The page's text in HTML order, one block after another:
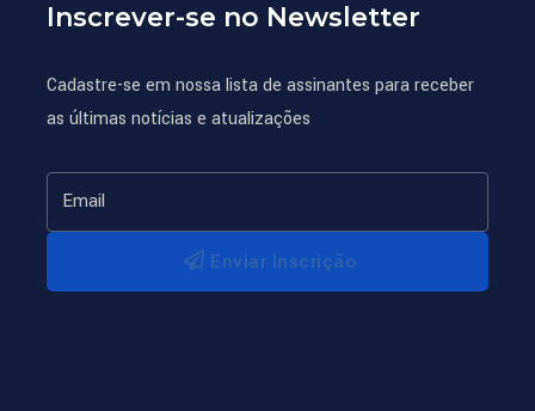
Inscrever-se no Newsletter
Cadastre-se em nossa lista de assinantes para receber
as últimas notícias e atualizações
Enviar Inscrição